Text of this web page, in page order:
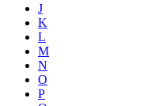
J
K
L
M
N
O
P